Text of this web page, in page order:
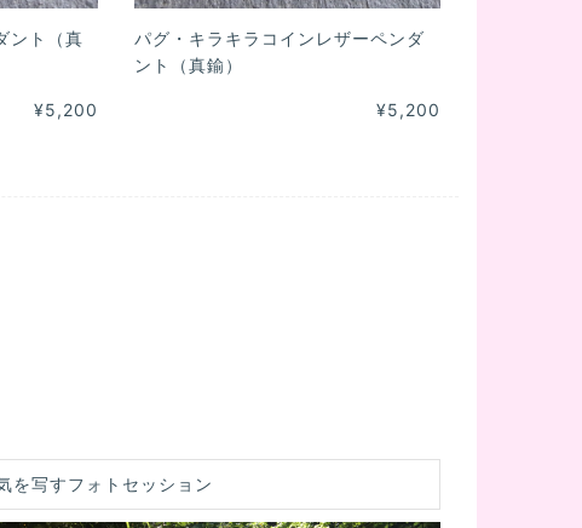
ント（真
¥5,200
パグ・キラキラコインレザーペンダ
ント（真鍮）
¥5,200
を写すフォトセッション